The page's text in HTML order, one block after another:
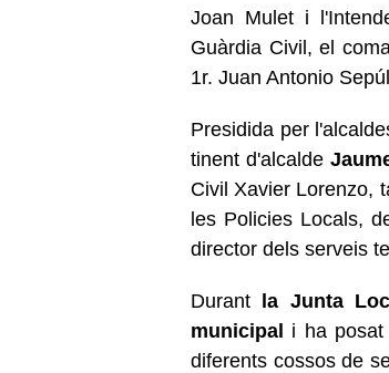
Joan Mulet i
Guàrdia Civil, el
1r. Juan Antonio
Presidida per
tinent d'alcalde
Civil Xavier Lorenzo,
les Policies Locals,
director dels serveis
Durant la Junta
municipal i ha posat
diferents cossos de